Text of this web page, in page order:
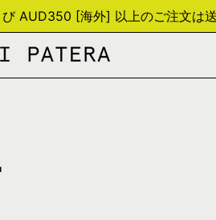
AUD350 [海外] 以上のご注文は